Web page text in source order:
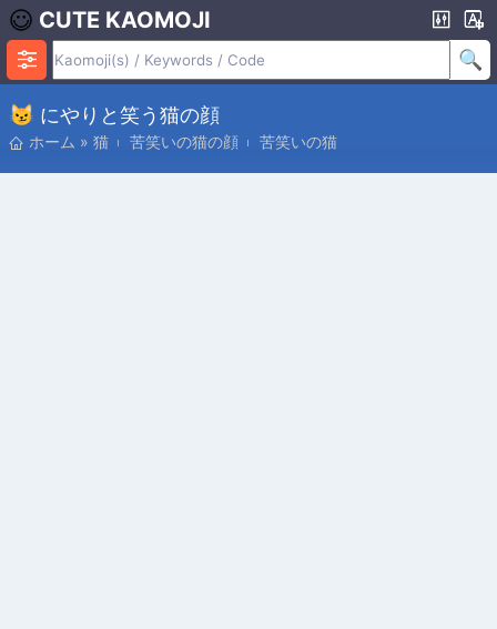
CUTE KAOMOJI
😼 にやりと笑う猫の顔
ホーム » 猫 苦笑いの猫の顔 苦笑いの猫